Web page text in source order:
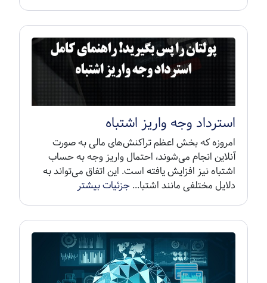
استرداد وجه واریز اشتباه
امروزه که بخش اعظم تراکنش‌های مالی به صورت
آنلاین انجام می‌شوند، احتمال واریز وجه به حساب
اشتباه نیز افزایش یافته است. این اتفاق می‌تواند به
دلایل مختلفی مانند اشتبا...جزئیات بیشتر